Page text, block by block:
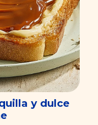
y dulce